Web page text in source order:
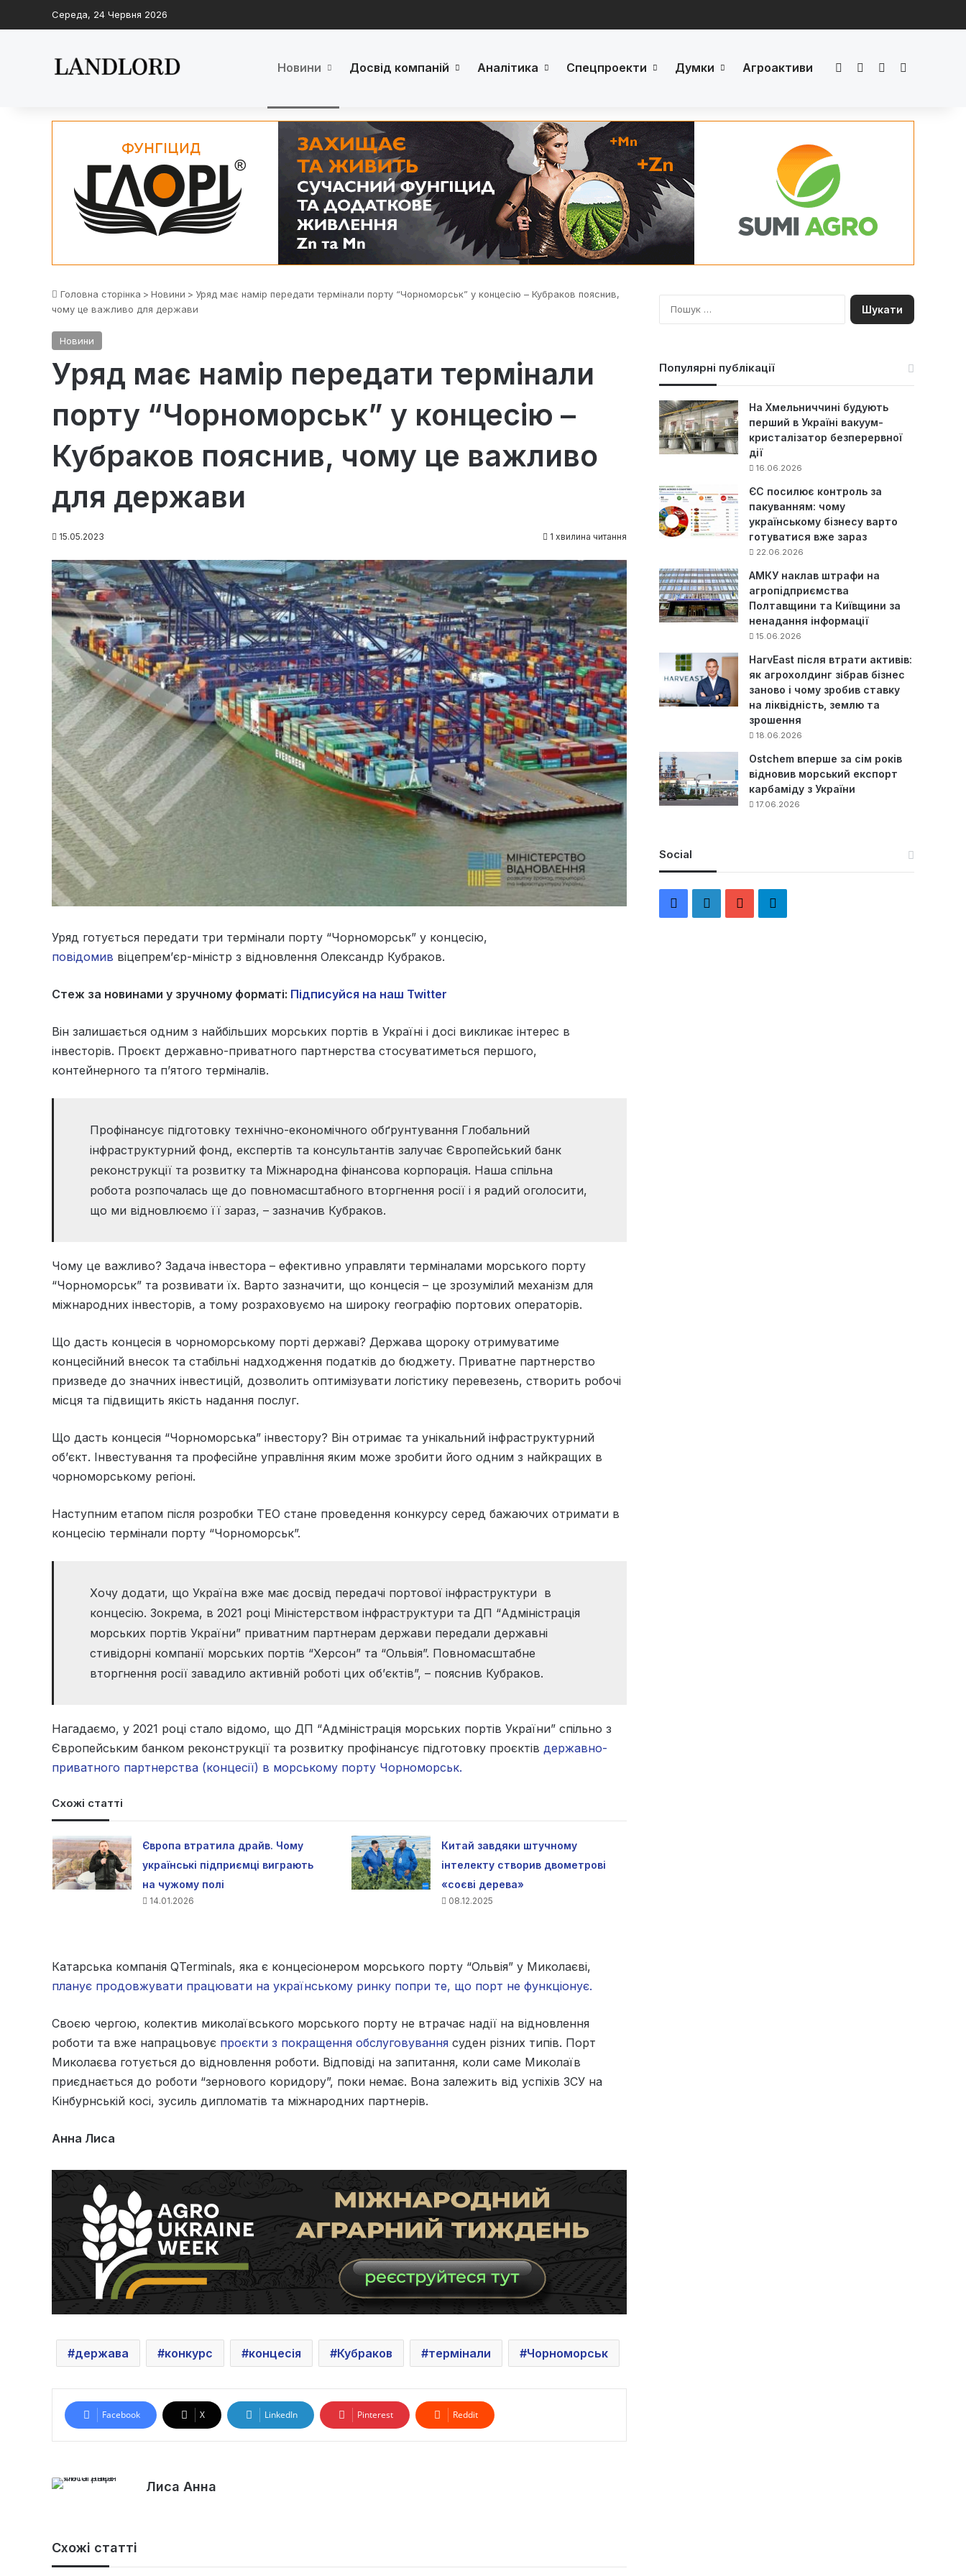
Середа, 24 Червня 2026
Новини Досвід компаній Аналітика Спецпроекти Думки Агроактиви FacebookLinkedInYouTube
Головна сторінка > Новини > Уряд має намір передати термінали порту “Чорноморськ” у концесію – Кубраков пояснив,
чому це важливо для держави
Новини
Уряд має намір передати термінали
порту “Чорноморськ” у концесію –
Кубраков пояснив, чому це важливо
для держави
15.05.2023 1 хвилина читання
Уряд готується передати три термінали порту “Чорноморськ” у концесію,
повідомив віцепрем’єр-міністр з відновлення Олександр Кубраков.
Стеж за новинами у зручному форматі: Підписуйся на наш Twitter
Він залишається одним з найбільших морських портів в Україні і досі викликає інтерес в
інвесторів. Проєкт державно-приватного партнерства стосуватиметься першого,
контейнерного та п’ятого терміналів.
Профінансує підготовку технічно-економічного обґрунтування Глобальний
інфраструктурний фонд, експертів та консультантів залучає Європейський банк
реконструкції та розвитку та Міжнародна фінансова корпорація. Наша спільна
робота розпочалась ще до повномасштабного вторгнення росії і я радий оголосити,
що ми відновлюємо її зараз, – зазначив Кубраков.
Чому це важливо? Задача інвестора – ефективно управляти терміналами морського порту
“Чорноморськ” та розвивати їх. Варто зазначити, що концесія – це зрозумілий механізм для
міжнародних інвесторів, а тому розраховуємо на широку географію портових операторів.
Що дасть концесія в чорноморському порті державі? Держава щороку отримуватиме
концесійний внесок та стабільні надходження податків до бюджету. Приватне партнерство
призведе до значних інвестицій, дозволить оптимізувати логістику перевезень, створить робочі
місця та підвищить якість надання послуг.
Що дасть концесія “Чорноморська” інвестору? Він отримає та унікальний інфраструктурний
об’єкт. Інвестування та професійне управління яким може зробити його одним з найкращих в
чорноморському регіоні.
Наступним етапом після розробки ТЕО стане проведення конкурсу серед бажаючих отримати в
концесію термінали порту “Чорноморськ”.
Хочу додати, що Україна вже має досвід передачі портової інфраструктури в
концесію. Зокрема, в 2021 році Міністерством інфраструктури та ДП “Адміністрація
морських портів України” приватним партнерам держави передали державні
стивідорні компанії морських портів “Херсон” та “Ольвія”. Повномасштабне
вторгнення росії завадило активній роботі цих об’єктів”, – пояснив Кубраков.
Нагадаємо, у 2021 році стало відомо, що ДП “Адміністрація морських портів України” спільно з
Європейським банком реконструкції та розвитку профінансує підготовку проєктів державно-
приватного партнерства (концесії) в морському порту Чорноморськ.
Схожі статті
Європа втратила драйв. Чому
українські підприємці виграють
на чужому полі
14.01.2026
Китай завдяки штучному
інтелекту створив двометрові
«соєві дерева»
08.12.2025
Катарська компанія QTerminals, яка є концесіонером морського порту “Ольвія” у Миколаєві,
планує продовжувати працювати на українському ринку попри те, що порт не функціонує.
Своєю чергою, колектив миколаївського морського порту не втрачає надії на відновлення
роботи та вже напрацьовує проєкти з покращення обслуговування суден різних типів. Порт
Миколаєва готується до відновлення роботи. Відповіді на запитання, коли саме Миколаїв
приєднається до роботи “зернового коридору”, поки немає. Вона залежить від успіхів ЗСУ на
Кінбурнській косі, зусиль дипломатів та міжнародних партнерів.
Анна Лиса
держава конкурс концесія Кубраков термінали Чорноморськ
Facebook X LinkedIn Pinterest Reddit
Лиса Анна
Схожі статті
П
о
Популярні публікації
На Хмельниччині будують
перший в Україні вакуум-
кристалізатор безперервної
дії
16.06.2026
ЄС посилює контроль за
пакуванням: чому
українському бізнесу варто
готуватися вже зараз
22.06.2026
АМКУ наклав штрафи на
агропідприємства
Полтавщини та Київщини за
ненадання інформації
15.06.2026
HarvEast після втрати активів:
як агрохолдинг зібрав бізнес
заново і чому зробив ставку
на ліквідність, землю та
зрошення
18.06.2026
Ostchem вперше за сім років
відновив морський експорт
карбаміду з України
17.06.2026
Social